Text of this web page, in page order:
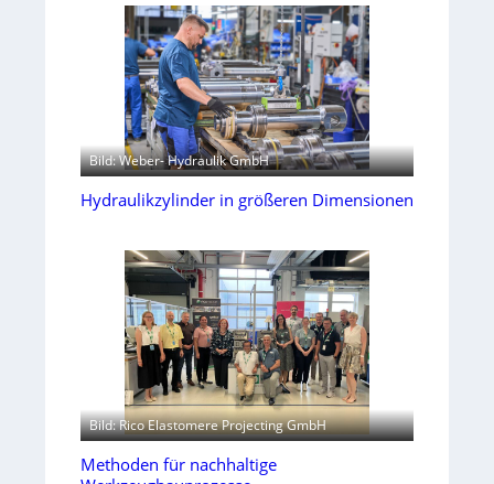
Bild: Weber- Hydraulik GmbH
Hydraulikzylinder in größeren Dimensionen
Bild: Rico Elastomere Projecting GmbH
Methoden für nachhaltige